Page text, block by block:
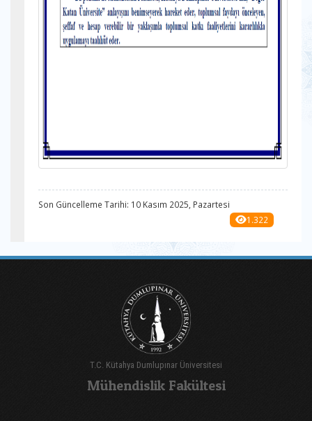
Son Güncelleme Tarihi: 10 Kasım 2025, Pazartesi
1.322
T.C. Kütahya Dumlupınar Üniversitesi
Mühendislik Fakültesi